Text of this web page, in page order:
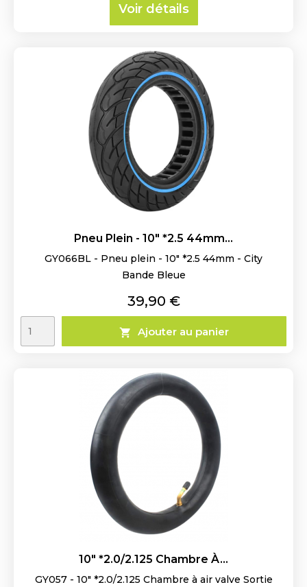
Voir détails
Pneu Plein - 10" *2.5 44mm...
GY066BL - Pneu plein - 10" *2.5 44mm - City
Bande Bleue
Prix
39,90 €
 Ajouter au panier
10" *2.0/2.125 Chambre À...
GY057 - 10" *2.0/2.125 Chambre à air valve Sortie